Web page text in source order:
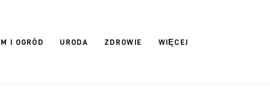
I OGRÓD URODA ZDROWIE WIĘCEJ